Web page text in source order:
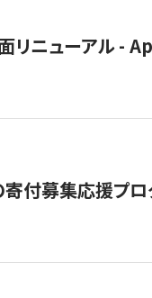
面リニューアル
寄付募集応援プ